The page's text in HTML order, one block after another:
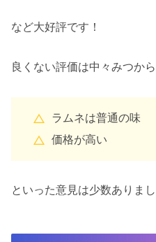
など大好評です！
良くない評価は中々みつか
ラムネは普通の味
価格が高い
といった意見は少数ありまし